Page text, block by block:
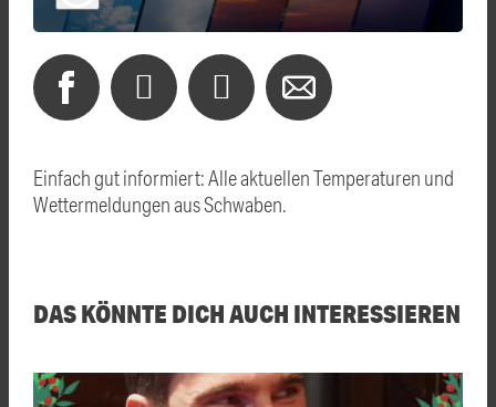
Einfach gut informiert: Alle aktuellen Temperaturen und
Wettermeldungen aus Schwaben.
DAS KÖNNTE DICH AUCH INTERESSIEREN